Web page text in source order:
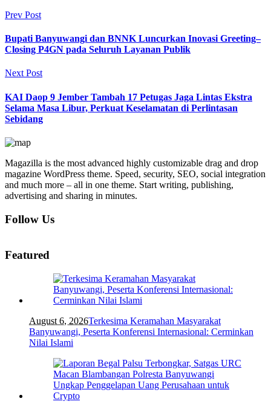
Prev Post
Bupati Banyuwangi dan BNNK Luncurkan Inovasi Greeting–
Closing P4GN pada Seluruh Layanan Publik
Next Post
KAI Daop 9 Jember Tambah 17 Petugas Jaga Lintas Ekstra
Selama Masa Libur, Perkuat Keselamatan di Perlintasan
Sebidang
Magazilla is the most advanced highly customizable drag and drop
magazine WordPress theme. Speed, security, SEO, social integration
and much more – all in one theme. Start writing, publishing,
advertising and sharing in minutes.
Follow Us
Featured
August 6, 2026Terkesima Keramahan Masyarakat
Banyuwangi, Peserta Konferensi Internasional: Cerminkan
Nilai Islami